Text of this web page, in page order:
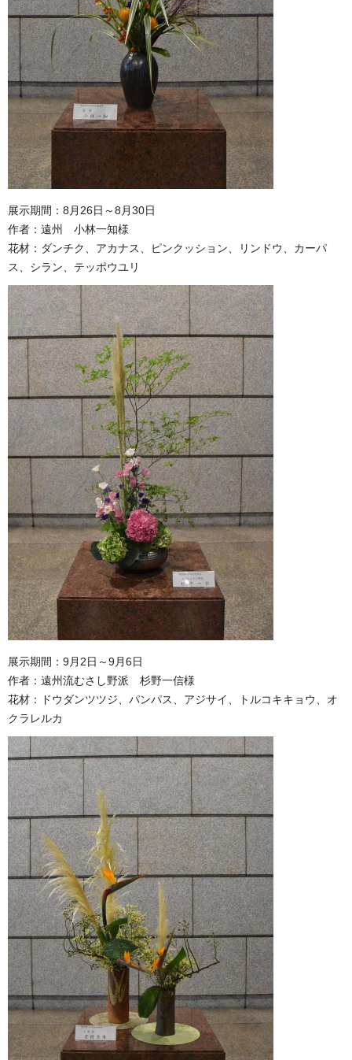
展示期間：8月26日～8月30日
作者：遠州 小林一知様
花材：ダンチク、アカナス、ピンクッション、リンドウ、カーパ
ス、シラン、テッポウユリ
展示期間：9月2日～9月6日
作者：遠州流むさし野派 杉野一信様
花材：ドウダンツツジ、パンパス、アジサイ、トルコキキョウ、オ
クラレルカ